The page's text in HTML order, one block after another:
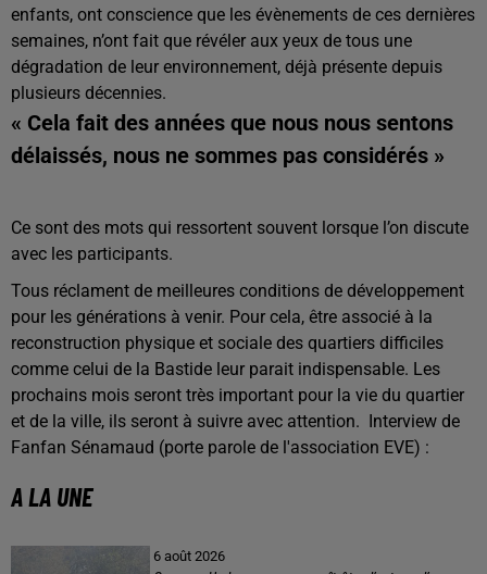
enfants, ont conscience que les évènements de ces dernières
semaines, n’ont fait que révéler aux yeux de tous une
dégradation de leur environnement, déjà présente depuis
plusieurs décennies.
« Cela fait des années que nous nous sentons
délaissés, nous ne sommes pas considérés »
Ce sont des mots qui ressortent souvent lorsque l’on discute
avec les participants.
Tous réclament de meilleures conditions de développement
pour les générations à venir. Pour cela, être associé à la
reconstruction physique et sociale des quartiers difficiles
comme celui de la Bastide leur parait indispensable. Les
prochains mois seront très important pour la vie du quartier
et de la ville, ils seront à suivre avec attention. Interview de
Fanfan Sénamaud (porte parole de l'association EVE) :
A LA UNE
6 août 2026